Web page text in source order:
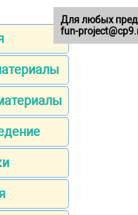
Для любых
fun-